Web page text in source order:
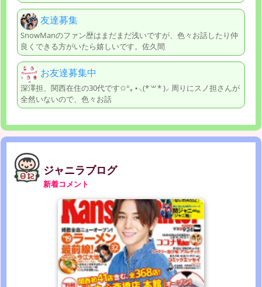
友達募集
SnowManのファン歴はまだまだ浅いですが、色々お話したり仲
良くできる方がいたら嬉しいです。佐久間
お友達募集中
深澤担、関西在住の30代です✩°｡⋆⸜(*˙꒳˙* )⸝ 周りにスノ担さんが
全然いないので、色々お話
ジャニラブログ
新着コメント